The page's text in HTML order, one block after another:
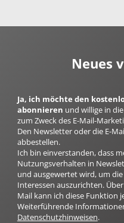
Neues
Ja, ich möchte den
abonnieren und willige in
zum Zweck des E-Mail-
Den Newsletter oder die E-
abbestellen.
Ich bin einverstanden, dass
Nutzungsverhalten in
und ausgewertet wird, um
Interessen auszurichten.
Mail kann ich diese Funktion
Weiterführende
Datenschutzhinweisen.